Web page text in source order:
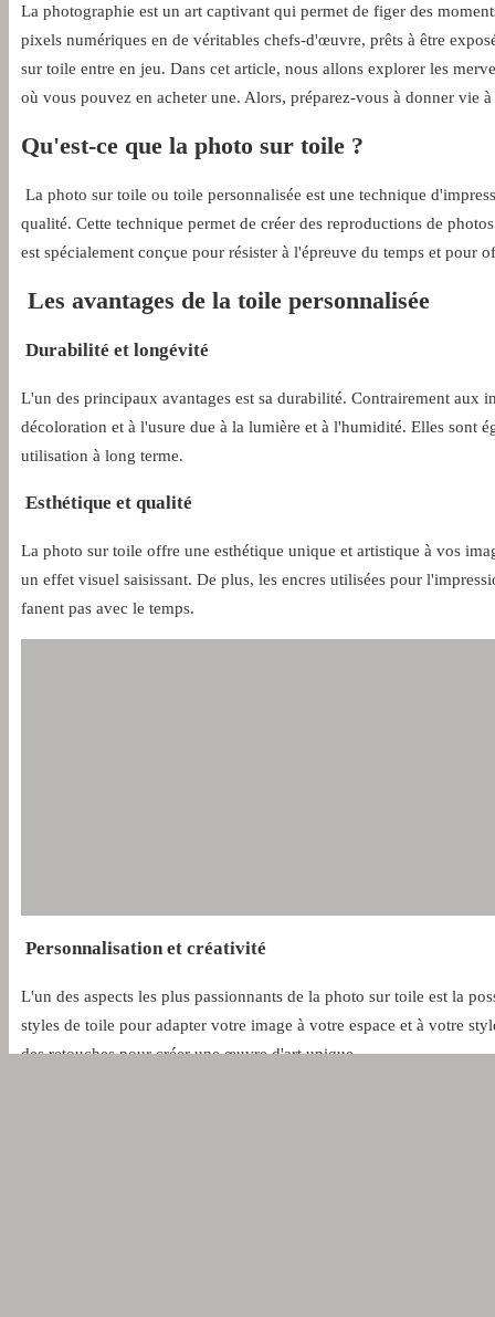
La photographie est un art captivant qui permet de figer des
pixels numériques en de véritables chefs-d'œuvre, prêts à être
sur toile entre en jeu. Dans cet article, nous allons explorer les
où vous pouvez en acheter une. Alors, préparez-vous à donner vie
Qu'est-ce que la photo sur toile ?
La photo sur toile ou toile personnalisée est une technique
qualité. Cette technique permet de créer des reproductions de
est spécialement conçue pour résister à l'épreuve du temps et pour
Les avantages de la toile personnalisée
Durabilité et longévité
L'un des principaux avantages est sa durabilité. Contrairement aux
décoloration et à l'usure due à la lumière et à l'humidité. Elles sont
utilisation à long terme.
Esthétique et qualité
La photo sur toile offre une esthétique unique et artistique à vos
un effet visuel saisissant. De plus, les encres utilisées pour
fanent pas avec le temps.
Personnalisation et créativité
L'un des aspects les plus passionnants de la photo sur toile est la
styles de toile pour adapter votre image à votre espace et à votre
des retouches pour créer une œuvre d'art unique.